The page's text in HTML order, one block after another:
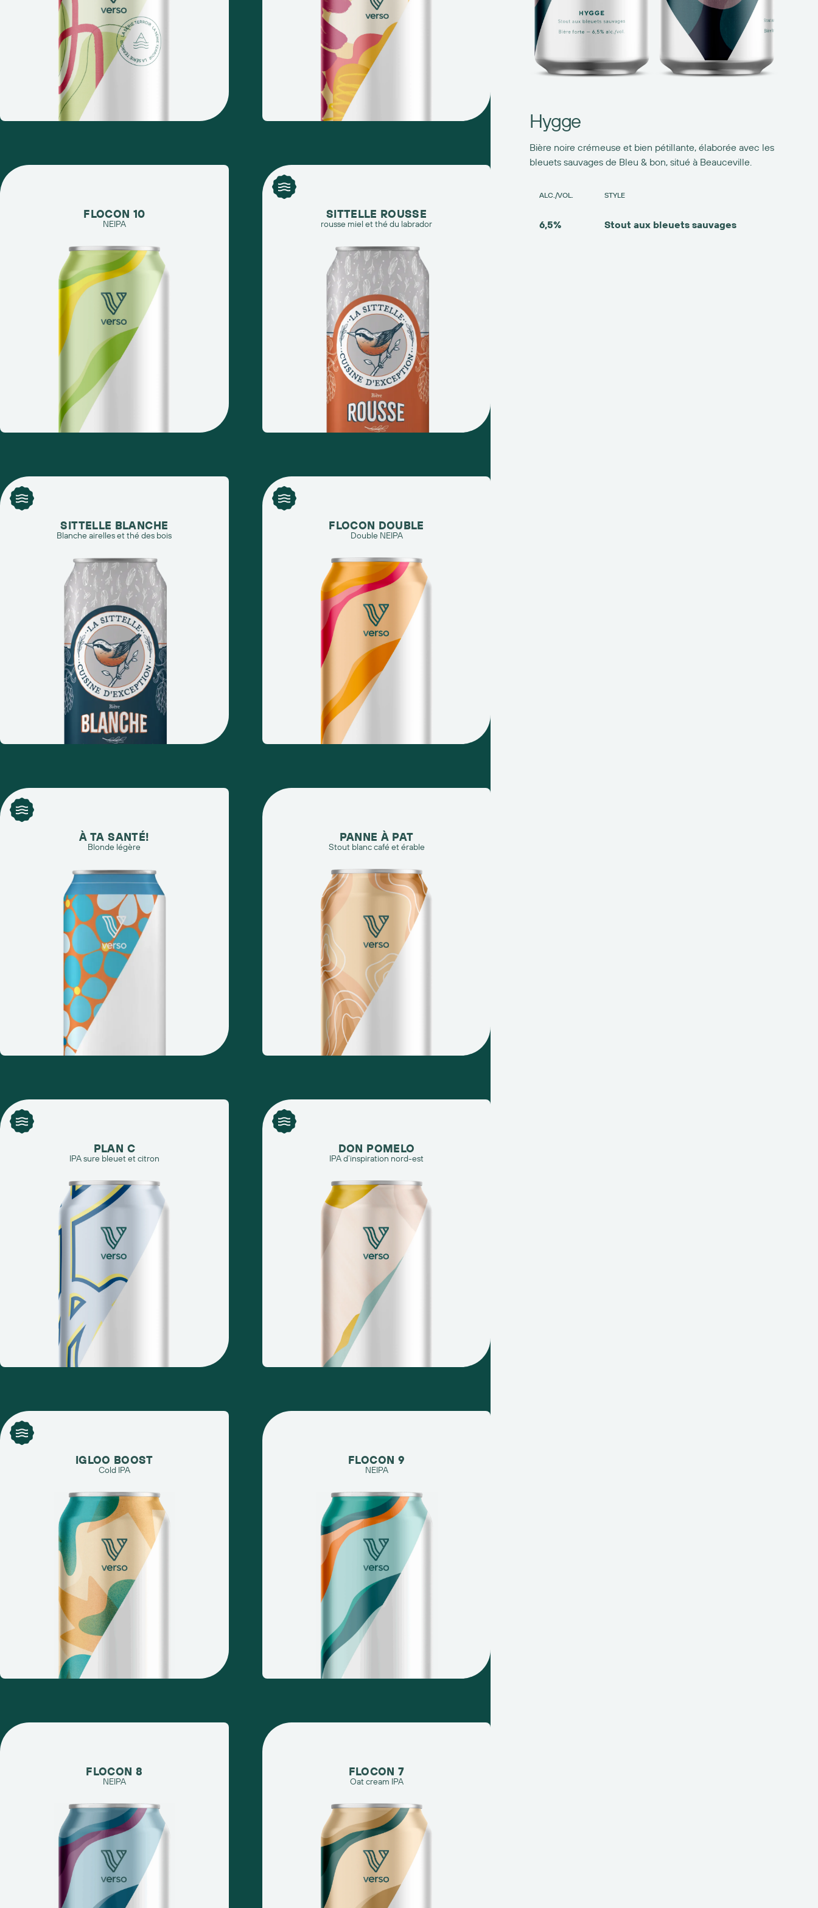
FLOCON 10
NEIPA
SITTELLE ROUSSE
rousse miel et thé du labrador
SITTELLE BLANCHE
Blanche airelles et thé des bois
FLOCON DOUBLE
Double NEIPA
À TA SANTÉ!
Blonde légère
PANNE À PAT
Stout blanc café et érable
PLAN C
IPA sure bleuet et citron
DON POMELO
IPA d’inspiration nord-est
IGLOO BOOST
Cold IPA
FLOCON 9
NEIPA
FLOCON 8
NEIPA
FLOCON 7
Oat cream IPA
Hygge
Bière noire crémeuse et bien pétillante, élaborée avec les
bleuets sauvages de Bleu & bon, situé à Beauceville.
ALC./VOL. STYLE
6,5% Stout aux bleuets sauvages